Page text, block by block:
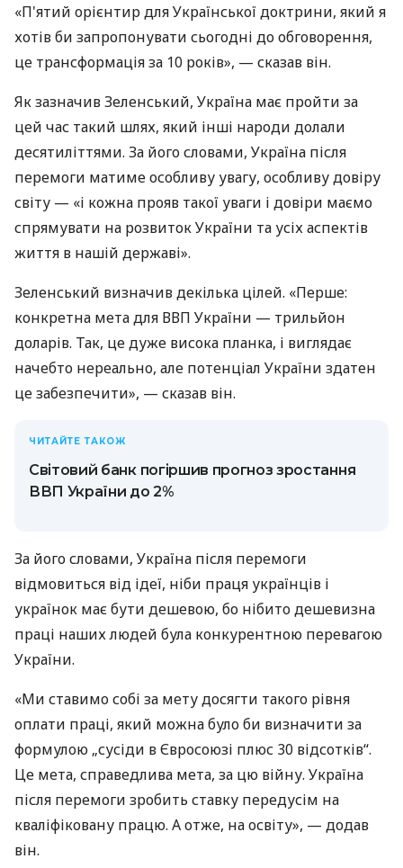
«П'ятий орієнтир для Української доктрини, який я
хотів би запропонувати сьогодні до обговорення,
це трансформація за 10 років», — сказав він.
Як зазначив Зеленський, Україна має пройти за
цей час такий шлях, який інші народи долали
десятиліттями. За його словами, Україна після
перемоги матиме особливу увагу, особливу довіру
світу — «і кожна прояв такої уваги і довіри маємо
спрямувати на розвиток України та усіх аспектів
життя в нашій державі».
Зеленський визначив декілька цілей. «Перше:
конкретна мета для ВВП України — трильйон
доларів. Так, це дуже висока планка, і виглядає
начебто нереально, але потенціал України здатен
це забезпечити», — сказав він.
ЧИТАЙТЕ ТАКОЖ
Світовий банк погіршив прогноз зростання
ВВП України до 2%
За його словами, Україна після перемоги
відмовиться від ідеї, ніби праця українців і
українок має бути дешевою, бо нібито дешевизна
праці наших людей була конкурентною перевагою
України.
«Ми ставимо собі за мету досягти такого рівня
оплати праці, який можна було би визначити за
формулою „сусіди в Євросоюзі плюс 30 відсотків“.
Це мета, справедлива мета, за цю війну. Україна
після перемоги зробить ставку передусім на
кваліфіковану працю. А отже, на освіту», — додав
він.